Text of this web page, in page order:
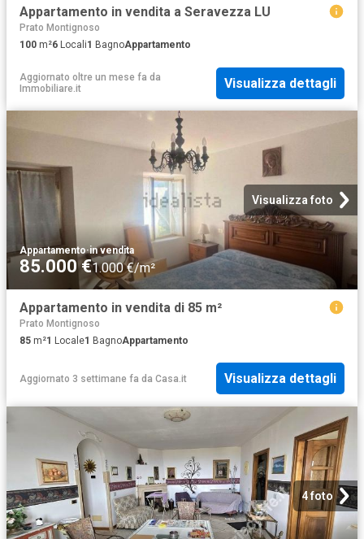
Appartamento in vendita a Seravezza LU
Prato Montignoso
100 m²6 Locali1 BagnoAppartamento
Aggiornato oltre un mese fa da
Immobiliare.it
Visualizza dettagli
Visualizza foto
Appartamento·in vendita
85.000 €1.000 €/m²
Appartamento in vendita di 85 m²
Prato Montignoso
85 m²1 Locale1 BagnoAppartamento
Aggiornato 3 settimane fa da Casa.it Visualizza dettagli
4 foto